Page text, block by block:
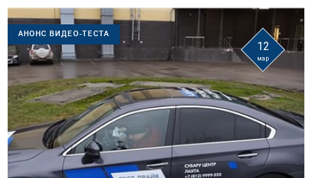
АНОНС ВИДЕО-ТЕСТА
12
мар